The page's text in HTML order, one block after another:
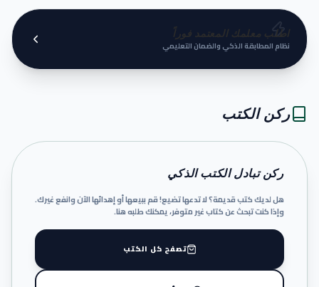
اطلب معلمك المعتمد فوراً
نظام المطابقة الذكي والضمان التعليمي
ركن الكتب
ركن تبادل الكتب الذكي
هل لديك كتب قديمة؟ لا تدعها تضيع! قم ببيعها أو إهدائها الآن وانفع غيرك.
وإذا كنت تبحث عن كتاب غير متوفر، يمكنك طلبه هنا.
تصفح كل الكتب